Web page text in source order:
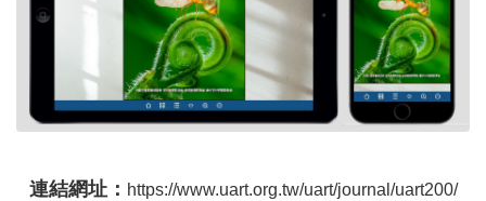
連結網址： https://www.uart.org.tw/uart/journal/uart200/